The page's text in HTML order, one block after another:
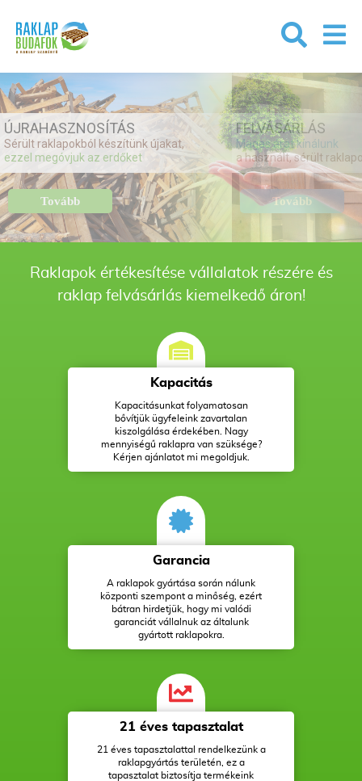
ÚJRAHASZNOSÍTÁS
Sérült raklapokból készítünk újakat,
ezzel megóvjuk az erdőket
Tovább
FELVÁSÁRLÁS
Magas árat kínálunk
a használt, sérült raklapokért
Tovább
Raklapok értékesítése vállalatok részére és
raklap felvásárlás kiemelkedő áron!
Kapacitás
Kapacitásunkat folyamatosan
bővítjük ügyfeleink zavartalan
kiszolgálása érdekében. Nagy
mennyiségű raklapra van szüksége?
Kérjen ajánlatot mi megoldjuk.
Garancia
A raklapok gyártása során nálunk
központi szempont a minőség, ezért
bátran hirdetjük, hogy mi valódi
garanciát vállalnuk az általunk
gyártott raklapokra.
21 éves tapasztalat
21 éves tapasztalattal rendelkezünk a
raklapgyártás területén, ez a
tapasztalat biztosítja termékeink